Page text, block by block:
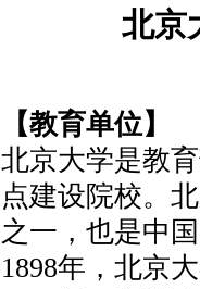
北京
【教育单位】
北京大学是教
点建设院校。
之一，也是中
1898年，北京